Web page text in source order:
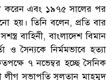
করেন এবং ১৯৭৫ সালের পর
হয়। তিনি বলেন, প্রতি বার
বাহিনী, বাংলাদেশ বিমান
ও সৈন্যকে নির্মমভাবে হত্যা
৭ নভেম্বর হচ্ছে সৈনিক
লীগ সভাপতি সুলতান মাহমুদ